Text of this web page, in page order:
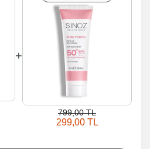
+
799,00 TL
299,00 TL